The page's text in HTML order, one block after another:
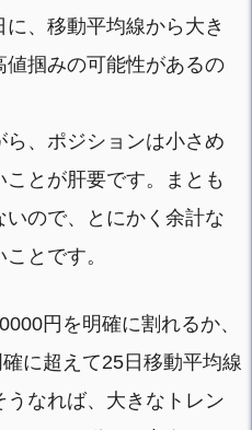
、移動平均線から大き
値掴みの可能性があるの
、ポジションは小さめ
とが肝要です。まとも
ので、とにかく余計な
とです。
円を明確に割れるか、
に超えて25日移動平均線
なれば、大きなトレン